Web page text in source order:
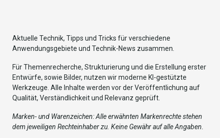
Aktuelle Technik, Tipps und Tricks für verschiedene
Anwendungsgebiete und Technik-News zusammen.
Für Themenrecherche, Strukturierung und die Erstellung erster
Entwürfe, sowie Bilder, nutzen wir moderne KI-gestützte
Werkzeuge. Alle Inhalte werden vor der Veröffentlichung auf
Qualität, Verständlichkeit und Relevanz geprüft.
Marken- und Warenzeichen: Alle erwähnten Markenrechte stehen
dem jeweiligen Rechteinhaber zu. Keine Gewähr auf alle Angaben.